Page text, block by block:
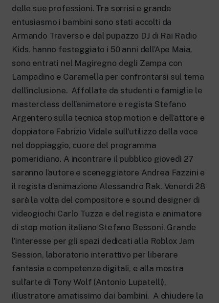
Approfondimenti culturali su Arte,
Rai Cultura
Per le scuole secondarie di I e II grado,
l’Università, i Docenti e l’istruzione degli
adulti.
Rai Scuola
delle sue professioni. Tra sorrisi e grande
entusiasmo i bambini sono stati accolti da
Armando Traverso e dal pupazzo DJ di Rai Radio
Kids, hanno festeggiato i 50 anni dell’Ape Maia,
sono entrati nel Magiregno degli Zampa con
Lampadino e Caramella per confrontarsi sul tema
dell’inclusione. Affollate da studenti e famiglie le
masterclass dell’animatore e regista Stefano
Argentero sulla tecnica stop motion e dell’attore e
doppiatore Fabrizio Vidale sull’utilizzo della voce
nel doppiaggio, cuore del programma
pomeridiano. A incontrare il pubblico giovedì 27
saranno l’autore e sceneggiatore Andrea Fazzini e
il regista d’animazione Alessandro Rak. Venerdì 28
sarà la volta del compositore e sound designer di
videogiochi Carlo Tuzza e del regista e animatore
di stop motion italiano Stefano Bessoni. Grande
l’interesse per gli spazi dedicati alla Roblox Jam
Session, laboratorio interattivo per liberare
fantasia e competenze digitali, e alla mostra
sull’arte di Tony Wolf (Antonio Lupatelli),
illustratore amatissimo dai bambini. A chiudere la